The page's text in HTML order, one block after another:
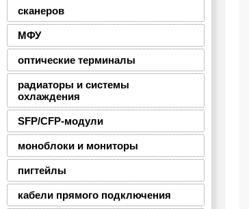
сканеров
МФУ
оптические терминалы
радиаторы и системы
охлаждения
SFP/CFP-модули
моноблоки и мониторы
пигтейлы
кабели прямого подключения